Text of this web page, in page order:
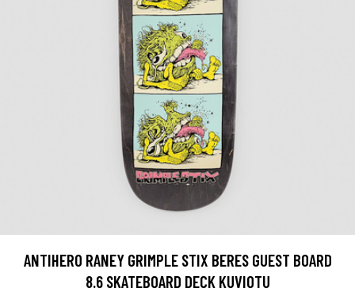
ANTIHERO RANEY GRIMPLE STIX BERES GUEST BOARD
8.6 SKATEBOARD DECK KUVIOTU